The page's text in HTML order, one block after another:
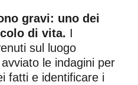
gravi: uno dei
di vita. I
sul luogo
le indagini per
fatti e identificare i